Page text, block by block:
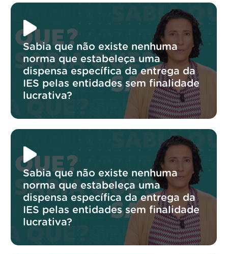
Sabia que não existe nenhuma
norma que estabeleça uma
dispensa específica da entrega da
IES pelas entidades sem finalidade
lucrativa?
Sabia que não existe nenhuma
norma que estabeleça uma
dispensa específica da entrega da
IES pelas entidades sem finalidade
lucrativa?